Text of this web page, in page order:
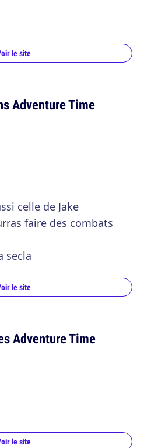
le site
Adventure Time
celle de Jake
faire des combats
secla
le site
Adventure Time
le site